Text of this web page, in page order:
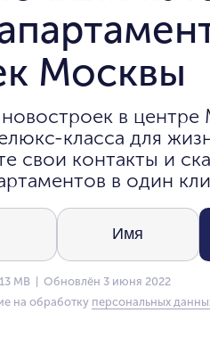
Москвы
в центре
класса для
свои контакты и
в один
MB | Обновлён 3 июня 2022
на обработку персональных